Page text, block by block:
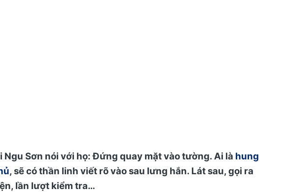
Ngu Sơn nói với họ: Đứng quay mặt vào tường. Ai là hung
, sẽ có thần linh viết rõ vào sau lưng hắn. Lát sau, gọi ra
lần lượt kiểm tra…